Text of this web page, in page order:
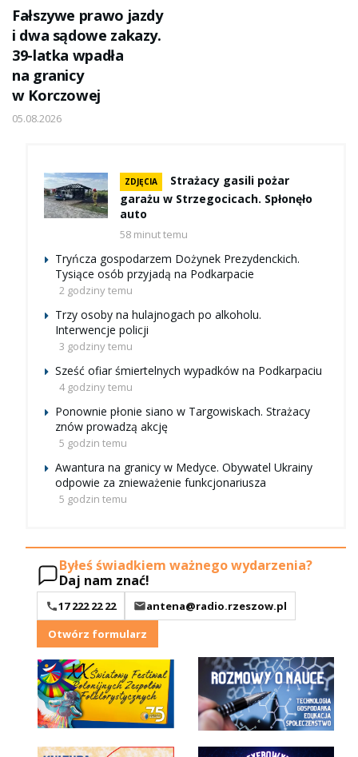
Fałszywe prawo jazdy
i dwa sądowe zakazy.
39-latka wpadła
na granicy
w Korczowej
05.08.2026
ZDJĘCIA
Strażacy gasili pożar
garażu w Strzegocicach. Spłonęło
auto
58 minut temu
Tryńcza gospodarzem Dożynek Prezydenckich.
Tysiące osób przyjadą na Podkarpacie
2 godziny temu
Trzy osoby na hulajnogach po alkoholu.
Interwencje policji
3 godziny temu
Sześć ofiar śmiertelnych wypadków na Podkarpaciu
4 godziny temu
Ponownie płonie siano w Targowiskach. Strażacy
znów prowadzą akcję
5 godzin temu
Awantura na granicy w Medyce. Obywatel Ukrainy
odpowie za znieważenie funkcjonariusza
5 godzin temu
Byłeś świadkiem ważnego wydarzenia?
Daj nam znać!
17 222 22 22
antena@radio.rzeszow.pl
Otwórz formularz